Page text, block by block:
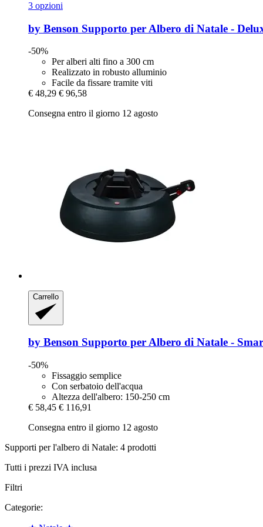
3 opzioni
by Benson Supporto per Albero di Natale -​
-50%
Per alberi alti fino a 300 cm
Realizzato in robusto alluminio
Facile da fissare tramite viti
€ 48,29 € 96,58
Consegna entro il giorno 12 agosto
Carrello
by Benson Supporto per Albero di Natale -​
-50%
Fissaggio semplice
Con serbatoio dell'acqua
Altezza dell'albero: 150-250 cm
€ 58,45 € 116,91
Consegna entro il giorno 12 agosto
Supporti per l'albero di Natale: 4 prodotti
Tutti i prezzi IVA inclusa
Filtri
Categorie: